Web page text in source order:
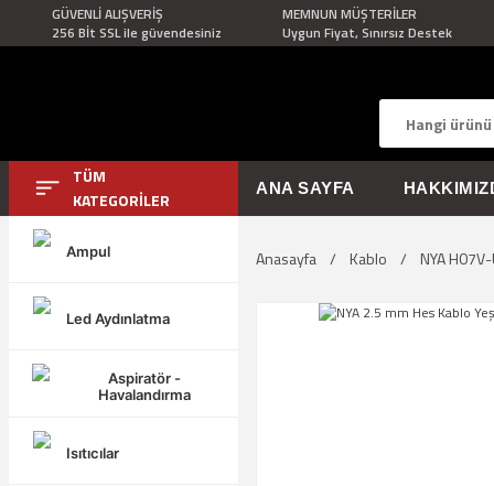
GÜVENLİ ALIŞVERİŞ
256 Bİt SSL ile güvendesiniz
MEMNUN MÜŞTERİLER
Uygun Fiyat, Sınırsız Destek
TÜM
KATEGORİLER
Ampul
Led Aydınlatma
Aspiratör -
Havalandırma
Isıtıcılar
ANA SAYFA
Anasayfa Kablo NYA